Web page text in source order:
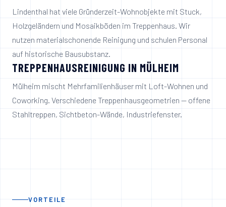
Lindenthal hat viele Gründerzeit-Wohnobjekte mit Stuck,
Holzgeländern und Mosaikböden im Treppenhaus. Wir
nutzen materialschonende Reinigung und schulen Personal
auf historische Bausubstanz.
TREPPENHAUSREINIGUNG IN MÜLHEIM
Mülheim mischt Mehrfamilienhäuser mit Loft-Wohnen und
Coworking. Verschiedene Treppenhausgeometrien — offene
Stahltreppen, Sichtbeton-Wände, Industriefenster.
VORTEILE